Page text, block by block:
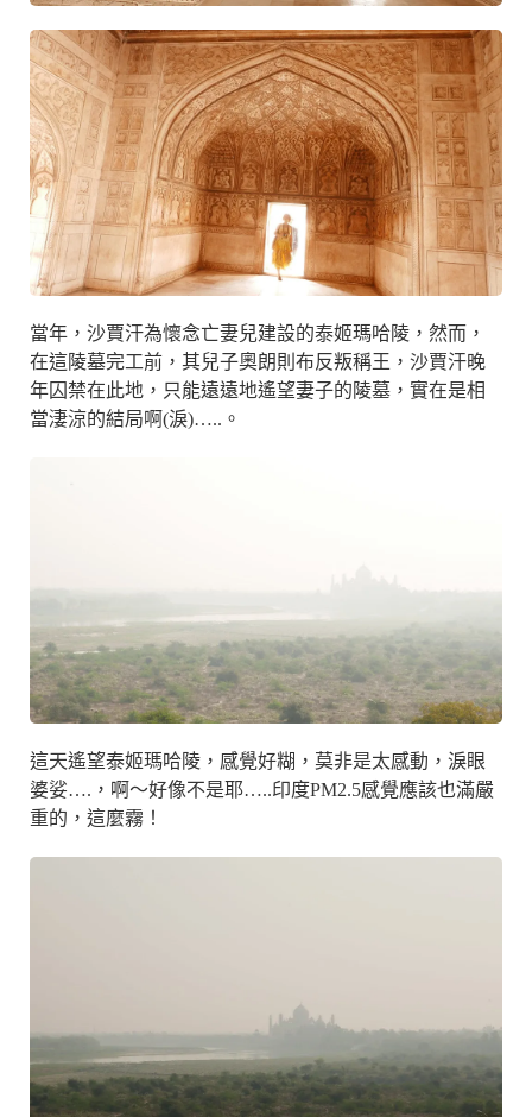
當年，沙賈汗為懷念亡妻兒建設的泰姬瑪哈陵，然而，
在這陵墓完工前，其兒子奧朗則布反叛稱王，沙賈汗晚
年囚禁在此地，只能遠遠地遙望妻子的陵墓，實在是相
當淒涼的結局啊(淚)…..。
這天遙望泰姬瑪哈陵，感覺好糊，莫非是太感動，淚眼
婆娑….，啊～好像不是耶…..印度PM2.5感覺應該也滿嚴
重的，這麼霧！